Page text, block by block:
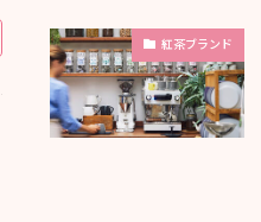
紅茶ブランド